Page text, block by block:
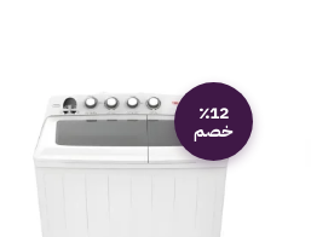
٪12
خصم